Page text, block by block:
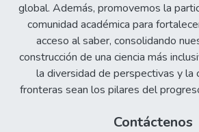
global. Además, promovemos la
comunidad académica para
acceso al saber, consolidando
construcción de una ciencia más
la diversidad de perspectivas y la
fronteras sean los pilares del
Contáctenos